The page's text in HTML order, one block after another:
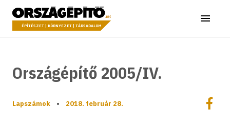
a tartalomhoz
Országépítő
ÉPÍTÉSZET | KÖRNYEZET | TÁRSADALOM Menü
Országépítő 2005/IV.
Lapszámok • 2018. február 28.